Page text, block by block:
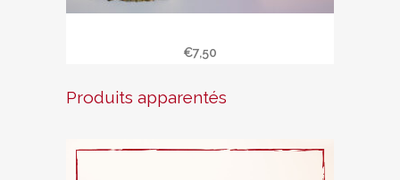
€7,50
Produits apparentés